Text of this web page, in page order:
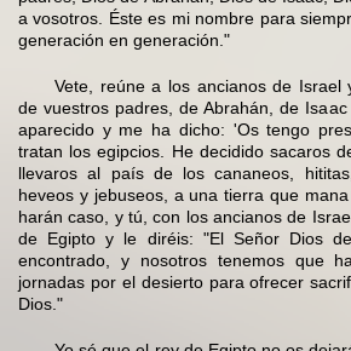
a vosotros. Éste es mi nombre para
generación en generación."
Vete, reúne a los ancianos de Israel
de vuestros padres, de Abrahán, de
aparecido y me ha dicho: 'Os tengo
tratan los egipcios. He decidido sacaros
llevaros al país de los cananeos,
heveos y jebuseos, a una tierra que
harán caso, y tú, con los ancianos de
de Egipto y le diréis: "El Señor Dios
encontrado, y nosotros tenemos que
jornadas por el desierto para ofrecer
Dios."